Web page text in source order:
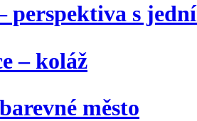
perspektiva s
– koláž
město